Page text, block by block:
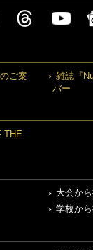
ご案
雑誌『
バー
THE
大会か
学校か